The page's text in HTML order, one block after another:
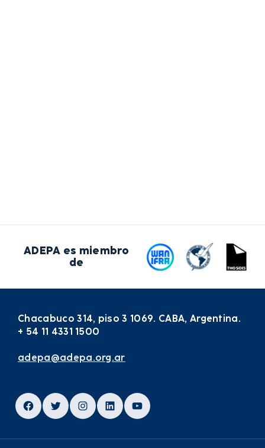
ADEPA es miembro
de
Chacabuco 314, piso 3 1069. CABA, Argentina.
+ 54 11 4331 1500
adepa@adepa.org.ar
Facebook
TwitterInstagram
LinkedInYouTube